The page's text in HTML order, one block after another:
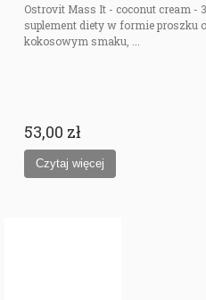
Ostrovit Mass It - coconut cream -
suplement diety w formie proszku
kokosowym smaku, ...
53,00 zł